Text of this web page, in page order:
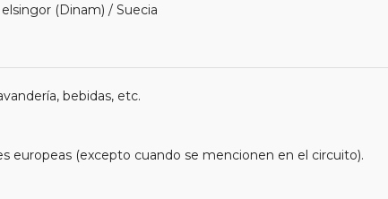
(Dinam) / Suecia
bebidas, etc.
europeas (excepto cuando se mencionen en el circuito).